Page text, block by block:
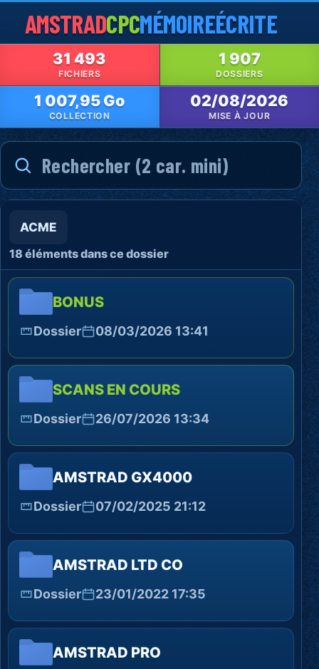
AMSTRADCPCMÉMOIREÉCRITE
31 493
FICHIERS
1 907
DOSSIERS
1 007,95 Go
COLLECTION
02/08/2026
MISE À JOUR
ACME
18 éléments dans ce dossier
BONUS
Dossier 08/03/2026 13:41
SCANS EN COURS
Dossier 26/07/2026 13:34
AMSTRAD GX4000
Dossier 07/02/2025 21:12
AMSTRAD LTD CO
Dossier 23/01/2022 17:35
AMSTRAD PRO